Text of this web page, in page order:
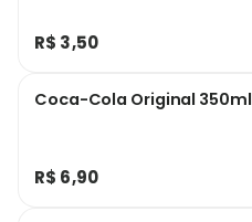
R$ 3,50
Coca-Cola Original 350ml
R$ 6,90